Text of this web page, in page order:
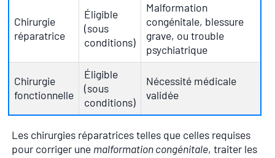
Chirurgie
réparatrice
Éligible
(sous
conditions)
Malformation
congénitale, blessure
grave, ou trouble
psychiatrique
Chirurgie
fonctionnelle
Éligible
(sous
conditions)
Nécessité médicale
validée
Les chirurgies réparatrices telles que celles requises
pour corriger une malformation congénitale, traiter les